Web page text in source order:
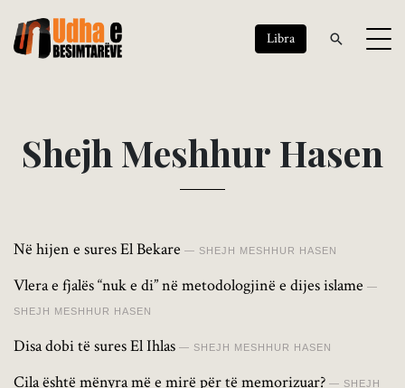
Libra
Shejh Meshhur Hasen
Në hijen e sures El Bekare SHEJH MESHHUR HASEN
Vlera e fjalës “nuk e di” në metodologjinë e dijes islame
SHEJH MESHHUR HASEN
Disa dobi të sures El Ihlas SHEJH MESHHUR HASEN
Cila është mënyra më e mirë për të memorizuar? SHEJH